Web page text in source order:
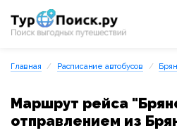
Главная Расписание автобусов
Маршрут рейса
отправлением из